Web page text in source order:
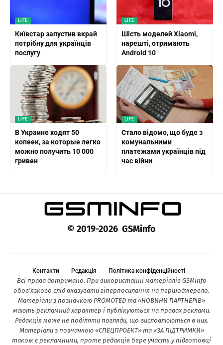
LIFE
Київстар запустив вкрай
потрібну для українців
послугу
LIFE
Шість моделей Xiaomi,
нарешті, отримають
Android 10
LIFE
В Украине ходят 50
копеек, за которые легко
можно получить 10 000
гривен
LIFE
Стало відомо, що буде з
комунальними
платежами українців під
час війни
© 2019-2026 GSMinfo
Контакти Редакція Політика конфіденційності
Всі права дотримано. При використанні матеріалів GSMinfo
обов’язково слід вказувати гіперпосилання на першоджерело.
Матеріали з позначкою PROMOTED та «НОВИНИ ПАРТНЕРІВ»
мають рекламний характер і публікуються на правах реклами.
Редакція може не поділяти погляди, що висловлюються в них.
Матеріали з позначкою «СПЕЦПРОЕКТ» та «ЗА ПІДТРИМКИ»
також є рекламними, проте редакція бере участь у підготовці